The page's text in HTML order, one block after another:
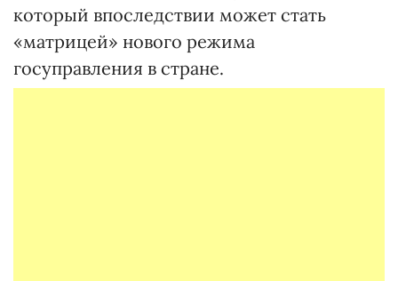
который впоследствии может стать
«матрицей» нового режима
госуправления в стране.